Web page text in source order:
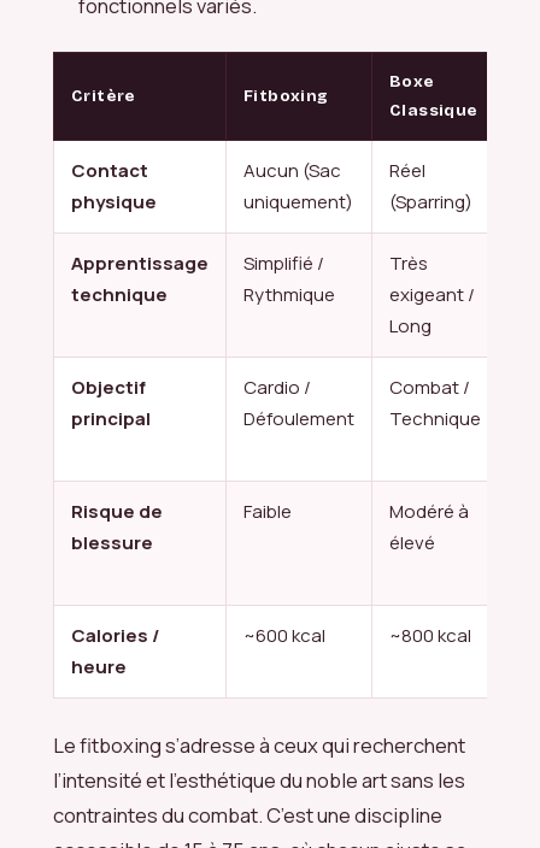
fonctionnels variés.
Critère Fitboxing
Boxe
Classique
Contact
physique
Aucun (Sac
uniquement)
Réel
(Sparring)
Apprentissage
technique
Simplifié /
Rythmique
Très
exigeant /
Long
Objectif
principal
Cardio /
Défoulement
Combat /
Technique
Risque de
blessure
Faible
Modéré à
élevé
Calories /
heure
~600 kcal ~800 kcal
Le fitboxing s’adresse à ceux qui recherchent
l’intensité et l’esthétique du noble art sans les
contraintes du combat. C’est une discipline